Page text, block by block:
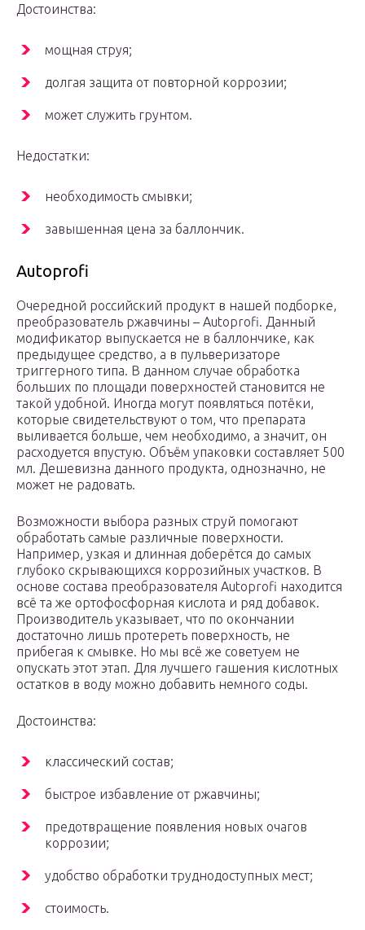
Достоинства:
мощная струя;
долгая защита от повторной коррозии;
может служить грунтом.
Недостатки:
необходимость смывки;
завышенная цена за баллончик.
Autoprofi
Очередной российский продукт в нашей подборке,
преобразователь ржавчины – Autoprofi. Данный
модификатор выпускается не в баллончике, как
предыдущее средство, а в пульверизаторе
триггерного типа. В данном случае обработка
больших по площади поверхностей становится не
такой удобной. Иногда могут появляться потёки,
которые свидетельствуют о том, что препарата
выливается больше, чем необходимо, а значит, он
расходуется впустую. Объём упаковки составляет 500
мл. Дешевизна данного продукта, однозначно, не
может не радовать.
Возможности выбора разных струй помогают
обработать самые различные поверхности.
Например, узкая и длинная доберётся до самых
глубоко скрывающихся коррозийных участков. В
основе состава преобразователя Autoprofi находится
всё та же ортофосфорная кислота и ряд добавок.
Производитель указывает, что по окончании
достаточно лишь протереть поверхность, не
прибегая к смывке. Но мы всё же советуем не
опускать этот этап. Для лучшего гашения кислотных
остатков в воду можно добавить немного соды.
Достоинства:
классический состав;
быстрое избавление от ржавчины;
предотвращение появления новых очагов
коррозии;
удобство обработки труднодоступных мест;
стоимость.